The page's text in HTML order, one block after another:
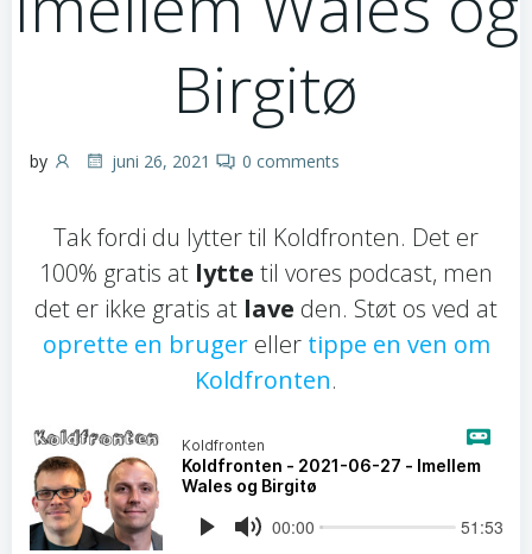
Birgitø
by juni 26, 2021 0 comments
Tak fordi du lytter til Koldfronten. Det er
100% gratis at lytte til vores podcast, men
det er ikke gratis at lave den. Støt os ved at
oprette en brugereller tippe en ven om
Koldfronten.